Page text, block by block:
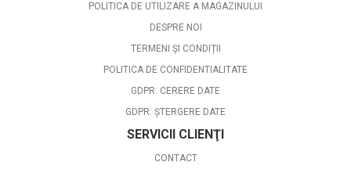
POLITICA DE UTILIZARE A MAGAZINULUI
DESPRE NOI
TERMENI ȘI CONDIȚII
POLITICA DE CONFIDENTIALITATE
GDPR: CERERE DATE
GDPR: ȘTERGERE DATE
SERVICII CLIENŢI
CONTACT